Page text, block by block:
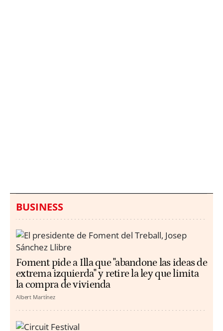
BUSINESS
Foment pide a Illa que "abandone las ideas de
extrema izquierda" y retire la ley que limita
la compra de vivienda
Albert Martínez